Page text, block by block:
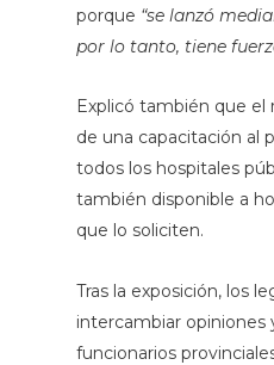
porque “se lanzó
por lo tanto, tiene
Explicó también que
de una capacitación al
todos los hospitales
también disponible a
que lo soliciten.
Tras la exposición, los
intercambiar opiniones
funcionarios